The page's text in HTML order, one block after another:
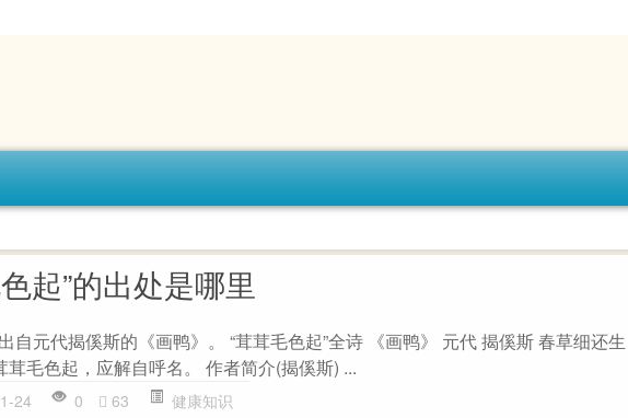
起”的出处是哪里
自元代揭傒斯的《画鸭》。 “茸茸毛色起”全诗 《画鸭》 元代 揭傒斯 春草细还
茸毛色起，应解自呼名。 作者简介(揭傒斯) ...
24 0 63 健康知识